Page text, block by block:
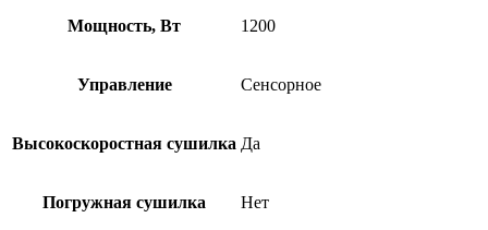
Мощность, Вт 1200
Управление Сенсорное
Высокоскоростная сушилка Да
Погружная сушилка Нет